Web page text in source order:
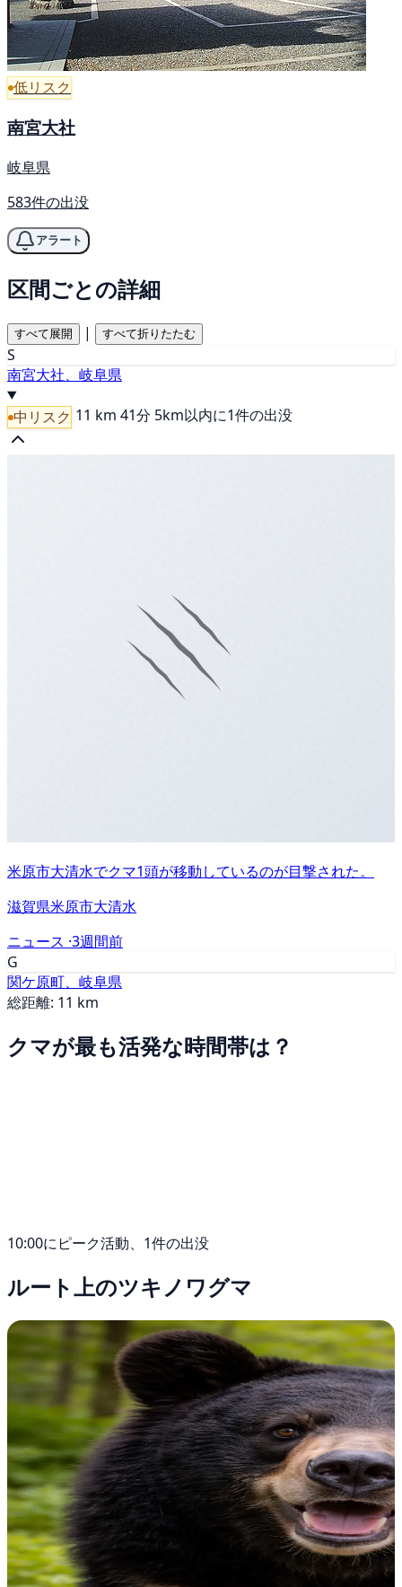
低リスク
南宮大社
岐阜県
583件の出没
アラート
区間ごとの詳細
すべて展開 | すべて折りたたむ
S
南宮大社、岐阜県
中リスク 11 km 41分 5km以内に1件の出没
米原市大清水でクマ1頭が移動しているのが目撃された。
滋賀県米原市大清水
ニュース ·3週間前
G
関ケ原町、岐阜県
総距離: 11 km
クマが最も活発な時間帯は？
10:00にピーク活動、1件の出没
ルート上のツキノワグマ